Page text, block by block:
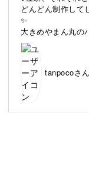
小粒サイズのア
ばずどんなシーン
自分だけの個性
クセサリーを、一
どんどん制作して
✨️
大きめやまん丸の
ンでつける際に、
つるーんと動いて
少々手をやきまし
しかったです✨️
tanpocoさん